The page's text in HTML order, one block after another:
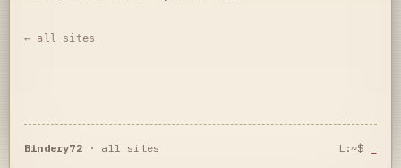
← all sites
Bindery72· all sites L:~$